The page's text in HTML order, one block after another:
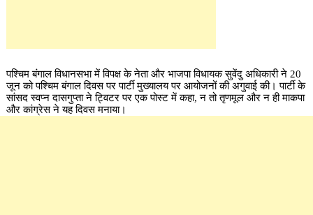
पश्चिम बंगाल विधानसभा में विपक्ष के नेता और भाजपा विधायक सुवेंदु अधिकारी ने 20
जून को पश्चिम बंगाल दिवस पर पार्टी मुख्यालय पर आयोजनों की अगुवाई की। पार्टी के
सांसद स्वप्न दासगुप्ता ने ट्विटर पर एक पोस्ट में कहा, न तो तृणमूल और न ही माकपा
और कांग्रेस ने यह दिवस मनाया।